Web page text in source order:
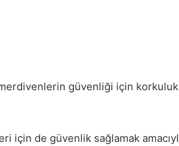
güvenliği için
için de güvenlik sağlamak